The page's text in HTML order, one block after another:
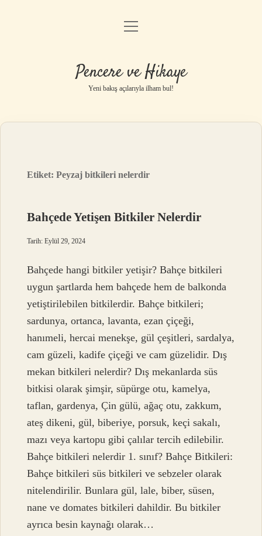
Anasayfa
Yasal Uyarı
menüyü
Pencere ve Hikaye
Yeni bakış açılarıyla ilham bul!
Etiket:Peyzaj bitkileri nelerdir
Bahçede Yetişen Bitkiler Nelerdir
Tarih: Eylül 29, 2024
Bahçede hangi bitkiler yetişir? Bahçe bitkileri
uygun şartlarda hem bahçede hem de balkonda
yetiştirilebilen bitkilerdir. Bahçe bitkileri;
sardunya, ortanca, lavanta, ezan çiçeği,
hanımeli, hercai menekşe, gül çeşitleri, sardalya,
cam güzeli, kadife çiçeği ve cam güzelidir. Dış
mekan bitkileri nelerdir? Dış mekanlarda süs
bitkisi olarak şimşir, süpürge otu, kamelya,
taflan, gardenya, Çin gülü, ağaç otu, zakkum,
ateş dikeni, gül, biberiye, porsuk, keçi sakalı,
mazı veya kartopu gibi çalılar tercih edilebilir.
Bahçe bitkileri nelerdir 1. sınıf? Bahçe Bitkileri:
Bahçe bitkileri süs bitkileri ve sebzeler olarak
nitelendirilir. Bunlara gül, lale, biber, süsen,
nane ve domates bitkileri dahildir. Bu bitkiler
ayrıca besin kaynağı olarak…